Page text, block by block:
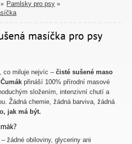
» Pamlsky pro psy »
masíčka pro psy
co miluje nejvíc –čisté sušené maso
Čumák přináší 100% přírodní masové
složením, intenzivní chutí a
Žádná chemie, žádná barviva, žádná
jak má být.
– žádné obiloviny, glyceriny ani